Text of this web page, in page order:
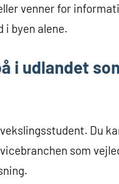
venner for
i byen alene.
i udlandet
Du
som